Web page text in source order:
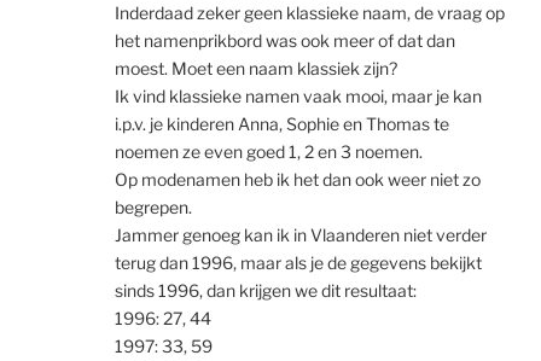
Inderdaad zeker geen klassieke naam, de vraag op
het namenprikbord was ook meer of dat dan
moest. Moet een naam klassiek zijn?
Ik vind klassieke namen vaak mooi, maar je kan
i.p.v. je kinderen Anna, Sophie en Thomas te
noemen ze even goed 1, 2 en 3 noemen.
Op modenamen heb ik het dan ook weer niet zo
begrepen.
Jammer genoeg kan ik in Vlaanderen niet verder
terug dan 1996, maar als je de gegevens bekijkt
sinds 1996, dan krijgen we dit resultaat:
1996: 27, 44
1997: 33, 59